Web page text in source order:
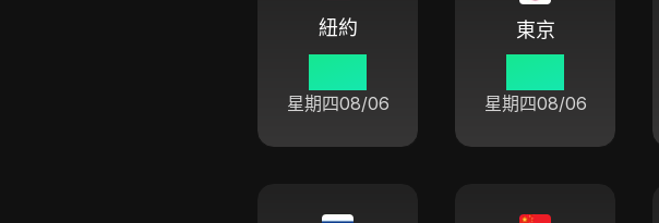
紐約
星期四08/06
東京
星期四08/06